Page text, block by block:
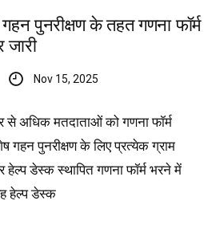
पुनरीक्षण के तहत गणना फॉर्म
जारी
Nov 15, 2025
अधिक मतदाताओं को गणना फॉर्म
गहन पुनरीक्षण के लिए प्रत्येक ग्राम
हेल्प डेस्क स्थापित गणना फॉर्म भरने में
हेल्प डेस्क